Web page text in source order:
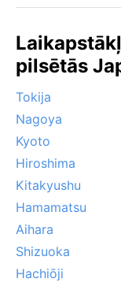
mitrums un lietus
lietus sezonai,
beigās un rudens
brīžos migla var
pārejošs.
pilsētās
Tokija
Nagoya
Kyoto
Hiroshima
Kitakyushu
Hamamatsu
Aihara
Shizuoka
Hachiōji